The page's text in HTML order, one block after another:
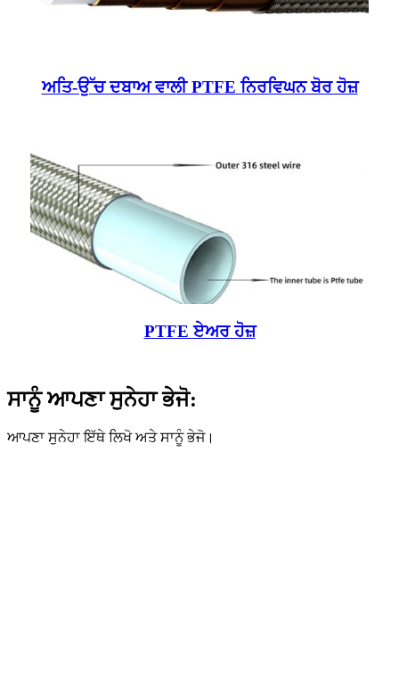
ਅਤਿ-ਉੱਚ ਦਬਾਅ ਵਾਲੀ PTFE ਨਿਰਵਿਘਨ ਬੋਰ ਹੋਜ਼
PTFE ਏਅਰ ਹੋਜ਼
ਸਾਨੂੰ ਆਪਣਾ ਸੁਨੇਹਾ ਭੇਜੋ:
ਆਪਣਾ ਸੁਨੇਹਾ ਇੱਥੇ ਲਿਖੋ ਅਤੇ ਸਾਨੂੰ ਭੇਜੋ।